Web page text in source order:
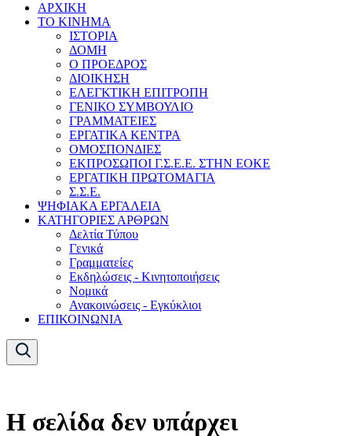
ΑΡΧΙΚΗ
ΤΟ ΚΙΝΗΜΑ
ΙΣΤΟΡΙΑ
ΔΟΜΗ
Ο ΠΡΟΕΔΡΟΣ
ΔΙΟΙΚΗΣΗ
ΕΛΕΓΚΤΙΚΗ ΕΠΙΤΡΟΠΗ
ΓΕΝΙΚΟ ΣΥΜΒΟΥΛΙΟ
ΓΡΑΜΜΑΤΕΙΕΣ
ΕΡΓΑΤΙΚΑ ΚΕΝΤΡΑ
ΟΜΟΣΠΟΝΔΙΕΣ
ΕΚΠΡΟΣΩΠΟΙ Γ.Σ.Ε.Ε. ΣΤΗΝ ΕΟΚΕ
ΕΡΓΑΤΙΚΗ ΠΡΩΤΟΜΑΓΙΑ
Σ.Σ.Ε.
ΨΗΦΙΑΚΑ ΕΡΓΑΛΕΙΑ
ΚΑΤΗΓΟΡΙΕΣ ΑΡΘΡΩΝ
Δελτία Τύπου
Γενικά
Γραμματείες
Εκδηλώσεις - Κινητοποιήσεις
Νομικά
Ανακοινώσεις - Εγκύκλιοι
ΕΠΙΚΟΙΝΩΝΙΑ
Η σελίδα δεν υπάρχει